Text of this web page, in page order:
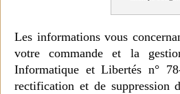
Les informations vous
votre commande et la
Informatique et Libertés n°
rectification et de suppression